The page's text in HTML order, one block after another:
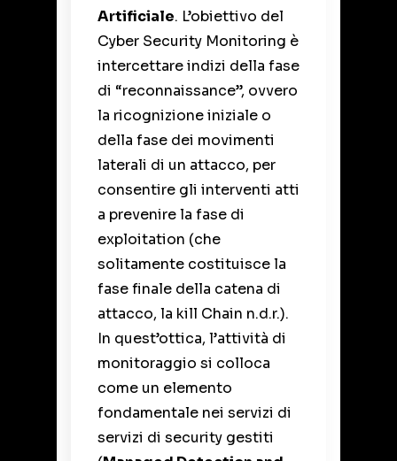
Artificiale. L’obiettivo del
Cyber Security Monitoring è
intercettare indizi della fase
di “reconnaissance”, ovvero
la ricognizione iniziale o
della fase dei movimenti
laterali di un attacco, per
consentire gli interventi atti
a prevenire la fase di
exploitation (che
solitamente costituisce la
fase finale della catena di
attacco, la kill Chain n.d.r.).
In quest’ottica, l’attività di
monitoraggio si colloca
come un elemento
fondamentale nei servizi di
servizi di security gestiti